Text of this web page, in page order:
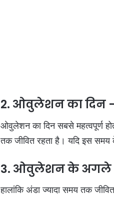
2. ओवुलेशन का दिन
ओवुलेशन का दिन सबसे महत्वपूर्ण
तक जीवित रहता है। यदि इस समय के
3. ओवुलेशन के अगले
हालांकि अंडा ज्यादा समय तक